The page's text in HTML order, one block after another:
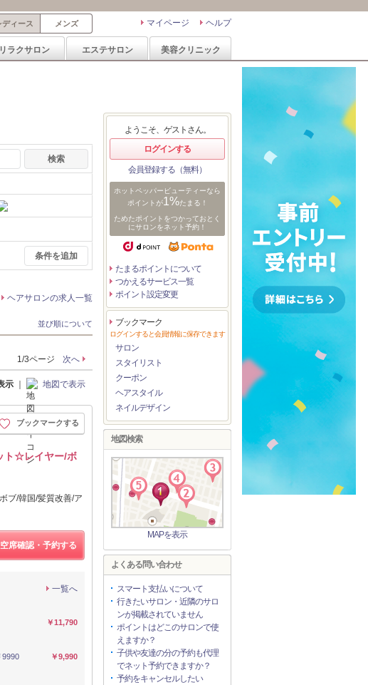
ヘルプ
マイページ
ディース メンズ
リラクサロン エステサロン 美容クリニック
条件を追加
ヘアサロンの求人一覧
並び順について
1/3ページ 次へ
示 地図で表示
ブックマークする
ト☆レイヤー/ボ
ブ/韓国/髪質改善/ア
空席確認・予約する
一覧へ
￥11,790
9990 ￥9,990
ようこそ、ゲストさん。
ログインする
会員登録する（無料）
ホットペッパービューティーなら
ポイントが1%たまる！
ためたポイントをつかっておとく
にサロンをネット予約！
たまるポイントについて
つかえるサービス一覧
ポイント設定変更
ブックマーク
ログインすると会員情報に保存できます
サロン
スタイリスト
クーポン
ヘアスタイル
ネイルデザイン
地図検索
MAPを表示
よくある問い合わせ
スマート支払いについて
行きたいサロン・近隣のサロ
ンが掲載されていません
ポイントはどこのサロンで使
えますか？
子供や友達の分の予約も代理
でネット予約できますか？
予約をキャンセルしたい